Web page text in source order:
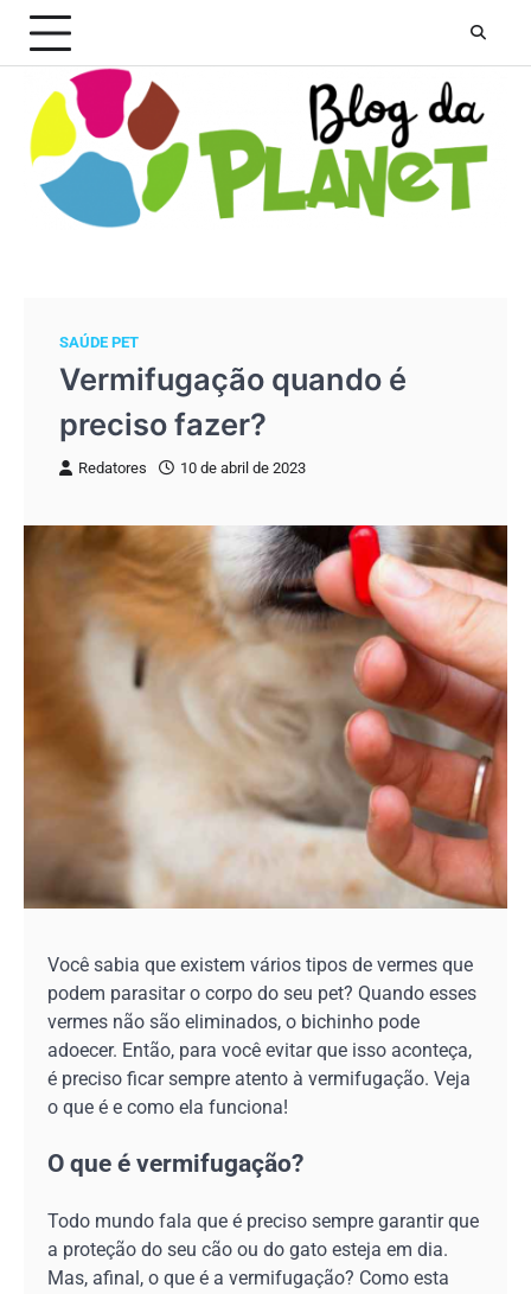
Skip
content
SAÚDE PET
Vermifugação quando é
preciso fazer?
Redatores 10 de abril de 2023
Você sabia que existem vários tipos de vermes que
podem parasitar o corpo do seu pet? Quando esses
vermes não são eliminados, o bichinho pode
adoecer. Então, para você evitar que isso aconteça,
é preciso ficar sempre atento à vermifugação. Veja
o que é e como ela funciona!
O que é vermifugação?
Todo mundo fala que é preciso sempre garantir que
a proteção do seu cão ou do gato esteja em dia.
Mas, afinal, o que é a vermifugação? Como esta